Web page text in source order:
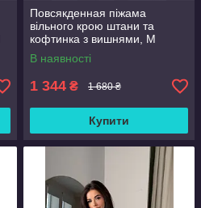
Повсякденная піжама
вільного крою штани та
кофтинка з вишнями, М
В наявності
1 344 ₴ 1 680 ₴
Купити